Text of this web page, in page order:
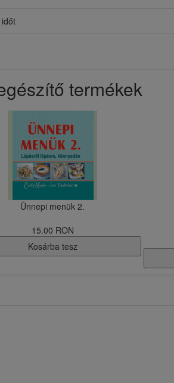
termékek
Ünnepi menük 2.
15.00 RON
Kosárba tesz